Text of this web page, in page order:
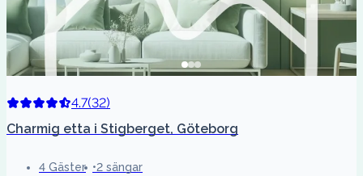
4.7(32)
Charmig etta i Stigberget, Göteborg
4 Gäster 2 sängar